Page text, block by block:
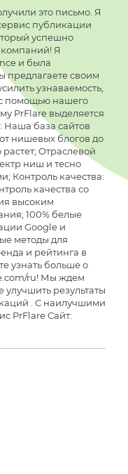
это письмо. Я
публикации
успешно
компаний! Я
и была
предлагаете своим
узнаваемость,
помощью нашего
PrFlare выделяется
Наша база сайтов
нишевых блогов до
Отраслевой
ниш и тесно
Контроль качества:
качества со
высоким
100% белые
Google и
методы для
и рейтинга в
узнать больше о
ru! Мы ждем
результаты
. С наилучшими
PrFlare Сайт: